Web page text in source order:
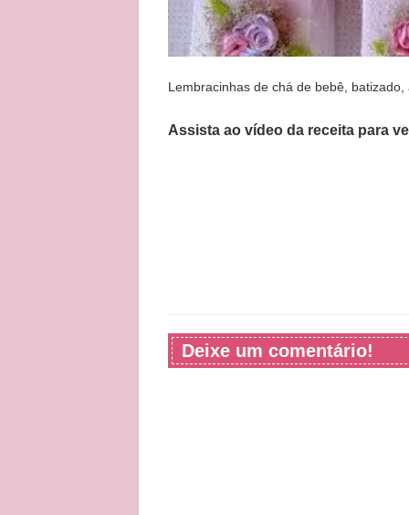
Lembracinhas de chá de bebê,
Assista ao vídeo da receita para
Deixe um comentário!